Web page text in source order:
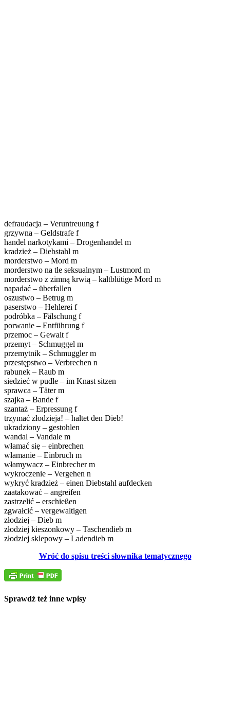
defraudacja – Veruntreuung f
grzywna – Geldstrafe f
handel narkotykami – Drogenhandel m
kradzież – Diebstahl m
morderstwo – Mord m
morderstwo na tle seksualnym – Lustmord m
morderstwo z zimną krwią – kaltblütige Mord m
napadać – überfallen
oszustwo – Betrug m
paserstwo – Hehlerei f
podróbka – Fälschung f
porwanie – Entführung f
przemoc – Gewalt f
przemyt – Schmuggel m
przemytnik – Schmuggler m
przestępstwo – Verbrechen n
rabunek – Raub m
siedzieć w pudle – im Knast sitzen
sprawca – Täter m
szajka – Bande f
szantaż – Erpressung f
trzymać złodzieja! – haltet den Dieb!
ukradziony – gestohlen
wandal – Vandale m
włamać się – einbrechen
włamanie – Einbruch m
włamywacz – Einbrecher m
wykroczenie – Vergehen n
wykryć kradzież – einen Diebstahl aufdecken
zaatakować – angreifen
zastrzelić – erschießen
zgwałcić – vergewaltigen
złodziej – Dieb m
złodziej kieszonkowy – Taschendieb m
złodziej sklepowy – Ladendieb m
Wróć do spisu treści słownika tematycznego
Sprawdź też inne wpisy